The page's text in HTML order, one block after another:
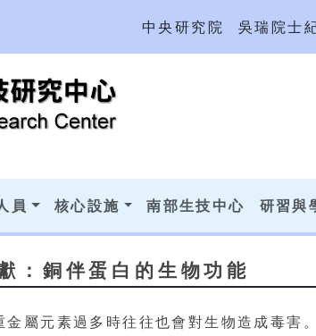
中央研究院 吳瑞院士
員 核心設施 南部生技中心 研習與
：銅伴蛋白的生物功能
屬元素過多時往往也會對生物造成毒害